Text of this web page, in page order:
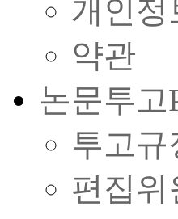
개인정
약관
논문투고
투고규
편집위